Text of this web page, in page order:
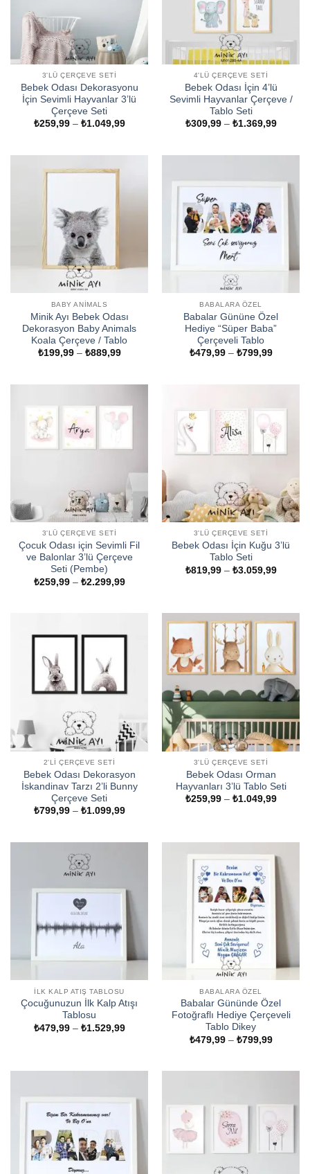
3'LÜ ÇERÇEVE SETI
Bebek Odası Dekorasyonu
İçin Sevimli Hayvanlar 3’lü
Çerçeve Seti
₺259,99 – ₺1.049,99Fiyat
4'LÜ ÇERÇEVE SETI
Bebek Odası İçin 4’lü
Sevimli Hayvanlar Çerçeve /
Tablo Seti
₺309,99 – ₺1.369,99Fiyat
BABY ANIMALS
Minik Ayı Bebek Odası
Dekorasyon Baby Animals
Koala Çerçeve / Tablo
₺199,99 – ₺889,99Fiyat
BABALARA ÖZEL
Babalar Gününe Özel
Hediye “Süper Baba”
Çerçeveli Tablo
₺479,99 – ₺799,99Fiyat
3'LÜ ÇERÇEVE SETI
Çocuk Odası için Sevimli Fil
ve Balonlar 3’lü Çerçeve
Seti (Pembe)
₺259,99 – ₺2.299,99Fiyat
3'LÜ ÇERÇEVE SETI
Bebek Odası İçin Kuğu 3’lü
Tablo Seti
₺819,99 – ₺3.059,99Fiyat
2'LI ÇERÇEVE SETI
Bebek Odası Dekorasyon
İskandinav Tarzı 2’li Bunny
Çerçeve Seti
₺799,99 – ₺1.099,99Fiyat
3'LÜ ÇERÇEVE SETI
Bebek Odası Orman
Hayvanları 3’lü Tablo Seti
₺259,99 – ₺1.049,99Fiyat
İLK KALP ATIŞ TABLOSU
Çocuğunuzun İlk Kalp Atışı
Tablosu
₺479,99 – ₺1.529,99Fiyat
BABALARA ÖZEL
Babalar Gününde Özel
Fotoğraflı Hediye Çerçeveli
Tablo Dikey
₺479,99 – ₺799,99Fiyat